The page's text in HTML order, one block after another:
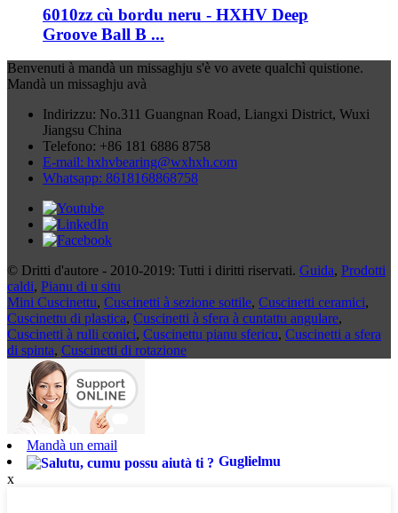
6010zz cù bordu neru - HXHV Deep
Groove Ball B ...
Benvenuti à mandà un missaghju s'è vo avete qualchì quistione.
Mandà un missaghju avà
Indirizzu: No.311 Guangnan Road, Liangxi District, Wuxi
Jiangsu China
Telefono: +86 181 6886 8758
E-mail: hxhvbearing@wxhxh.com
Whatsapp: 8618168868758
© Dritti d'autore - 2010-2019: Tutti i diritti riservati. Guida, Prodotti
caldi, Pianu di u situ
Mini Cuscinettu, Cuscinetti à sezione sottile, Cuscinetti ceramici,
Cuscinettu di plastica, Cuscinetti à sfera à cuntattu angulare,
Cuscinetti à rulli conici, Cuscinettu pianu sfericu, Cuscinetti a sfera
di spinta, Cuscinetti di rotazione
Mandà un email
Guglielmu
x